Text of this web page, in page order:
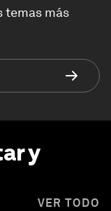
temas más
y
VER TODO